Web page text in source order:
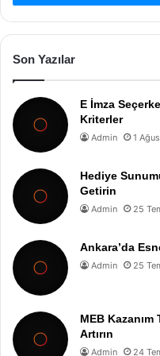
Son Yazılar
E İmza
Kriterler
Admin 1
Hediye
Getirin
Admin 25
Ankara’da
Admin 25
MEB Kazanım
Artırın
Admin 24